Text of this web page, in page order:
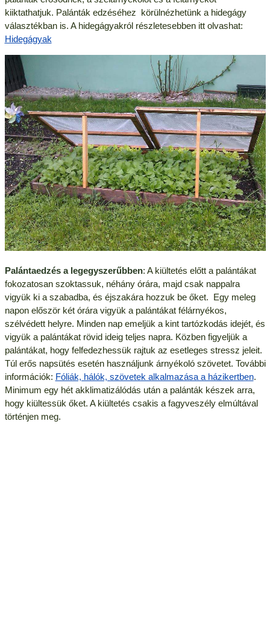
kiiktathatjuk. Palánták edzéséhez körülnézhetünk a hidegágy
választékban is. A hidegágyakról részletesebben itt olvashat:
Hidegágyak
Palántaedzés a legegyszerűbben: A kiültetés előtt a palántákat
fokozatosan szoktassuk, néhány órára, majd csak nappalra
vigyük ki a szabadba, és éjszakára hozzuk be őket. Egy meleg
napon először két órára vigyük a palántákat félárnyékos,
szélvédett helyre. Minden nap emeljük a kint tartózkodás idejét, és
vigyük a palántákat rövid ideig teljes napra. Közben figyeljük a
palántákat, hogy felfedezhessük rajtuk az esetleges stressz jeleit.
Túl erős napsütés esetén használjunk árnyékoló szövetet. További
információk: Fóliák, hálók, szövetek alkalmazása a házikertben.
Minimum egy hét akklimatizálódás után a palánták készek arra,
hogy kiültessük őket. A kiültetés csakis a fagyveszély elmúltával
történjen meg.